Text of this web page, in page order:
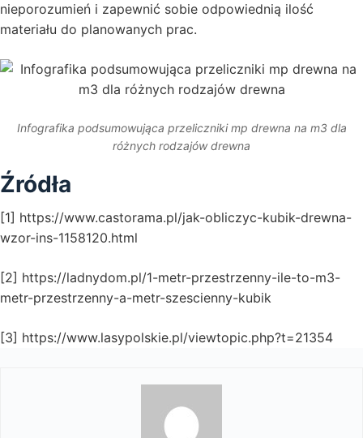
nieporozumień i zapewnić sobie odpowiednią ilość
materiału do planowanych prac.
Infografika podsumowująca przeliczniki mp drewna na m3 dla
różnych rodzajów drewna
Źródła
[1] https://www.castorama.pl/jak-obliczyc-kubik-drewna-
wzor-ins-1158120.html
[2] https://ladnydom.pl/1-metr-przestrzenny-ile-to-m3-
metr-przestrzenny-a-metr-szescienny-kubik
[3] https://www.lasypolskie.pl/viewtopic.php?t=21354